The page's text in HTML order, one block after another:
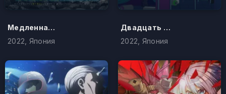
Медленная петля
2022, Япония
Двадцать четвёртый округ Токио
2022, Япония